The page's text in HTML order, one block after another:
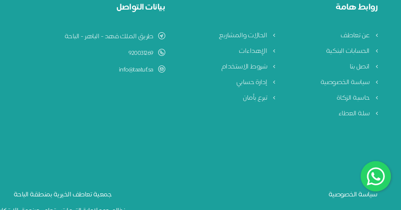
روابط هامة
عن تعاطف
الحالات والمشاريع
الحسابات البنكية
الإهداءات
اتصل بنا
شروط الاستخدام
سياسة الخصوصية
إدارة حسابي
حاسبة الزكاة
تبرع بأمان
سلة العطاء
بيانات التواصل
طريق الملك فهد - الباهر - الباحة
920031269
info@taatuf.sa
سياسة الخصوصية
جمعية تعاطف الخيرية بمنطقة الباحة